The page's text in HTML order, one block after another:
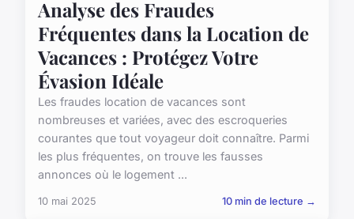
Analyse des Fraudes
Fréquentes dans la Location de
Vacances : Protégez Votre
Évasion Idéale
Les fraudes location de vacances sont
nombreuses et variées, avec des escroqueries
courantes que tout voyageur doit connaître. Parmi
les plus fréquentes, on trouve les fausses
annonces où le logement ...
10 mai 2025 10 min de lecture →